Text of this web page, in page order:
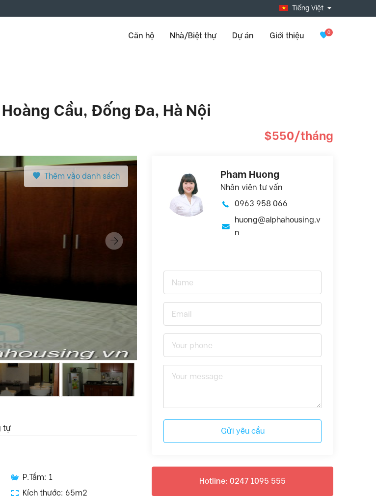
Tiếng Việt
Căn hộ Nhà/Biệt thự Dự án Giới thiệu 0
Cầu, Đống Đa, Hà Nội
$550/tháng
Thêm vào danh sách
tự
P.Tắm: 1
Kích thước: 65m2
Pham Huong
Nhân viên tư vấn
0963 958 066
huong@alphahousing.v
n
Gửi yêu cầu
Hotline: 0247 1095 555